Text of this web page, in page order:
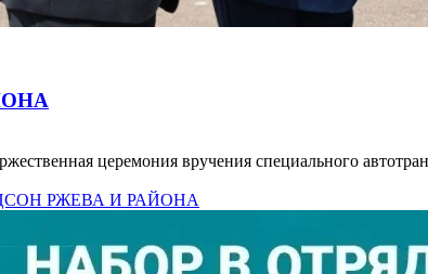
церемония вручения специального
КЦСОН РЖЕВА И РАЙОНА